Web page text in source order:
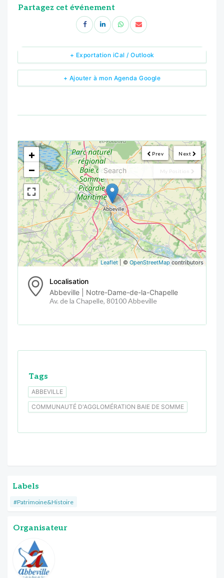
Partagez cet événement
+ Ajouter à mon Agenda Google
+ Exportation iCal / Outlook
Next
Prev
My Position
<!---->
+
−
Leaflet | © OpenStreetMap contributors
Localisation
Abbeville | Notre-Dame-de-la-Chapelle
Av. de la Chapelle, 80100 Abbeville
Tags
ABBEVILLE
COMMUNAUTÉ D'AGGLOMÉRATION BAIE DE SOMME
Labels
#Patrimoine&Histoire
Organisateur